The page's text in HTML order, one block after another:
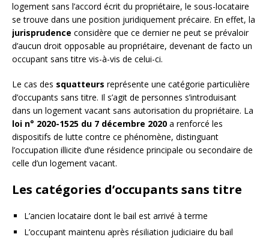
logement sans l’accord écrit du propriétaire, le sous-locataire
se trouve dans une position juridiquement précaire. En effet, la
jurisprudence considère que ce dernier ne peut se prévaloir
d’aucun droit opposable au propriétaire, devenant de facto un
occupant sans titre vis-à-vis de celui-ci.
Le cas des squatteurs représente une catégorie particulière
d’occupants sans titre. Il s’agit de personnes s’introduisant
dans un logement vacant sans autorisation du propriétaire. La
loi n° 2020-1525 du 7 décembre 2020 a renforcé les
dispositifs de lutte contre ce phénomène, distinguant
l’occupation illicite d’une résidence principale ou secondaire de
celle d’un logement vacant.
Les catégories d’occupants sans titre
L’ancien locataire dont le bail est arrivé à terme
L’occupant maintenu après résiliation judiciaire du bail